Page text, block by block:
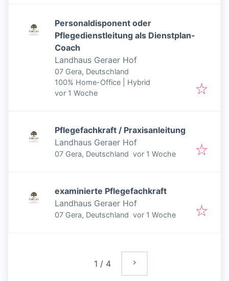
Personaldisponent oder
Pflegedienstleitung als Dienstplan-
Coach
Landhaus Geraer Hof
07 Gera, Deutschland
100% Home-Office | Hybrid
Veröffentlicht
vor 1 Woche
Pflegefachkraft / Praxisanleitung
Landhaus Geraer Hof
07 Gera, Deutschland Veröffentlicht
vor 1 Woche
examinierte Pflegefachkraft
Landhaus Geraer Hof
07 Gera, Deutschland Veröffentlicht
vor 1 Woche
1 / 4